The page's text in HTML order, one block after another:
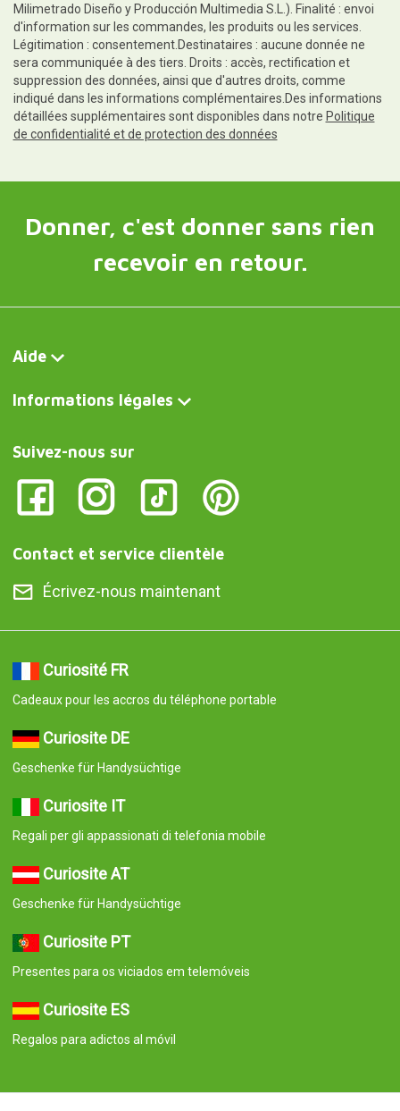
Milimetrado Diseño y Producción Multimedia S.L.). Finalité : envoi
d'information sur les commandes, les produits ou les services.
Légitimation : consentement.Destinataires : aucune donnée ne
sera communiquée à des tiers. Droits : accès, rectification et
suppression des données, ainsi que d'autres droits, comme
indiqué dans les informations complémentaires.Des informations
détaillées supplémentaires sont disponibles dans notre Politique
de confidentialité et de protection des données
Donner, c'est donner sans rien
recevoir en retour.
Aide
Informations légales
Suivez-nous sur
Contact et service clientèle
Écrivez-nous maintenant
Curiosité FR
Cadeaux pour les accros du téléphone portable
Curiosite DE
Geschenke für Handysüchtige
Curiosite IT
Regali per gli appassionati di telefonia mobile
Curiosite AT
Geschenke für Handysüchtige
Curiosite PT
Presentes para os viciados em telemóveis
Curiosite ES
Regalos para adictos al móvil